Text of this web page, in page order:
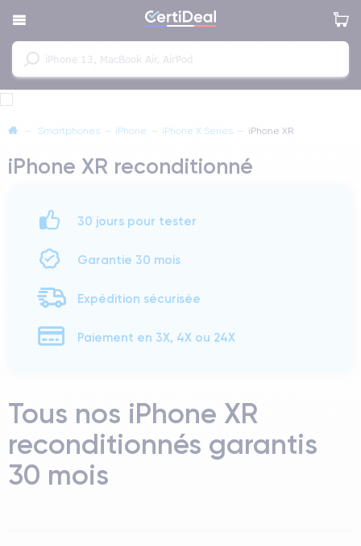
— Smartphones — iPhone — iPhone X Series — iPhone XR
iPhone XR reconditionné
30 jours pour tester
Garantie 30 mois
Expédition sécurisée
Paiement en 3X, 4X ou 24X
Tous nos iPhone XR
reconditionnés garantis
30 mois